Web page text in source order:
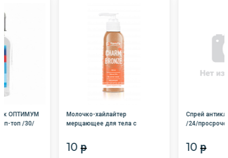
ОПТИМУМ
топ /30/
Молочко-хайлайтер
мерцающее для тела с
100мл /Family Cosmetics/FHM-
400
10 p
Спрей
/24/
10 p